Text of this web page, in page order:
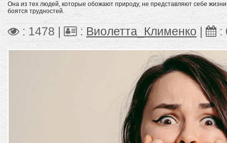
Она из тех людей, которые обожают природу, не представляют себе
боятся трудностей.
: 1478 | : Виолетта_Клименко :